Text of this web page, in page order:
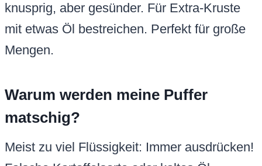
knusprig, aber gesünder. Für Extra-Kruste
mit etwas Öl bestreichen. Perfekt für große
Mengen.
Warum werden meine Puffer
matschig?
Meist zu viel Flüssigkeit: Immer ausdrücken!